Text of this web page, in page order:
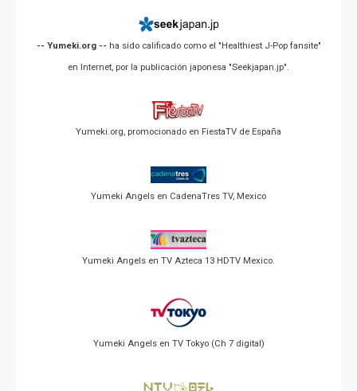
-- Yumeki.org -- ha sido calificado como el "Healthiest J-Pop fansite"
en Internet, por la publicación japonesa "Seekjapan.jp".
Yumeki.org, promocionado en FiestaTV de España
Yumeki Angels en CadenaTres TV, Mexico
Yumeki Angels en TV Azteca 13 HDTV Mexico.
Yumeki Angels en TV Tokyo (Ch 7 digital)